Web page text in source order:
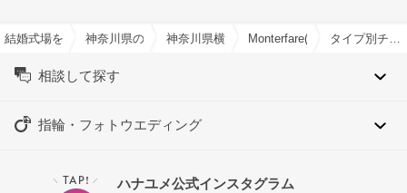
結婚式場を探すならハナユメ神奈川県の結婚式場一覧神奈川県横浜市の結婚式場一覧
Monterfare(モンテファーレ)
相談して探す
指輪・フォトウエディング
＼ TAP! ／ ハナユメ公式インスタグラム